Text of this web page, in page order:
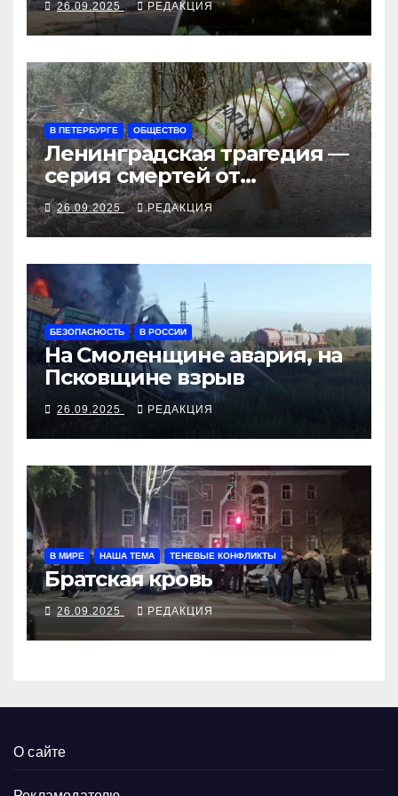
рубеж
26.09.2025 РЕДАКЦИЯ
В ПЕТЕРБУРГЕ ОБЩЕСТВО
Ленинградская трагедия —
серия смертей от
алкосуррогата
26.09.2025 РЕДАКЦИЯ
БЕЗОПАСНОСТЬ В РОССИИ
На Смоленщине авария, на
Псковщине взрыв
26.09.2025 РЕДАКЦИЯ
В МИРЕ НАША ТЕМА ТЕНЕВЫЕ КОНФЛИКТЫ
Братская кровь
26.09.2025 РЕДАКЦИЯ
О сайте